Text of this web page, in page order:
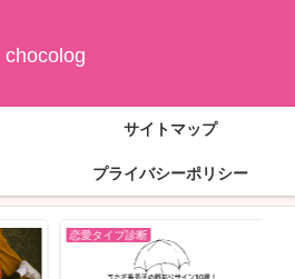
chocolog
サイトマップ
プライバシーポリシー
恋愛タイプ診断